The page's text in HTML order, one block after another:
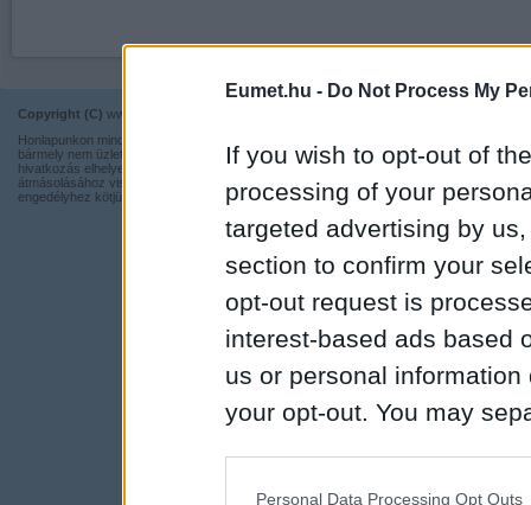
Eumet.hu - Do Not Process My
If you wish to opt-out of
processing of your
targeted advertising by
section to confirm your
opt-out request is
interest-based ads based
us or personal
your opt-out. You may
Personal Data Processing Opt Outs
Copyright (C) www.eumet.hu Minden jog fenntartva.
Honlapunkon minden információ szabadon és ingyen használható,
bármely nem üzleti tevékenységhez a forrás pontos megjelölésével,
hivatkozás elhelyezésével. Részeinek más honlapra történő
átmásolásához viszont nem járulunk hozzá, illetve írásos
engedélyhez kötjük.
Kapcsolat